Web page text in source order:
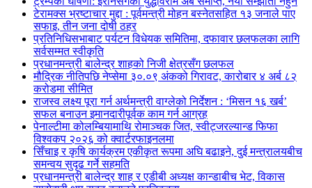
टेरामक्स भ्रष्टाचार मुद्दा : पूर्वमन्त्री मोहन बस्नेतसहित १३ जनाले पाए
सफाइ, तीन जना दोषी ठहर
प्रतिनिधिसभाबाट पर्यटन विधेयक समितिमा, दफावार छलफलका लागि
सर्वसम्मत स्वीकृति
प्रधानमन्त्री बालेन्द्र शाहको निजी क्षेत्रसँग छलफल
मौद्रिक नीतिपछि नेप्सेमा ३०.०९ अंकको गिरावट, कारोबार ४ अर्ब ८२
करोडमा सीमित
राजस्व लक्ष्य पूरा गर्न अर्थमन्त्री वाग्लेको निर्देशन : ‘मिसन १६ खर्ब’
सफल बनाउन इमानदारीपूर्वक काम गर्न आग्रह
पेनाल्टीमा कोलम्बियामाथि रोमाञ्चक जित, स्वीट्जरल्यान्ड फिफा
विश्वकप २०२६ को क्वार्टरफाइनलमा
सिँचाइ र कृषि कार्यक्रम एकीकृत रूपमा अघि बढाइने, दुई मन्त्रालयबीच
समन्वय सुदृढ गर्ने सहमति
प्रधानमन्त्री बालेन्द्र शाह र एडीबी अध्यक्ष कान्डाबीच भेट, विकास